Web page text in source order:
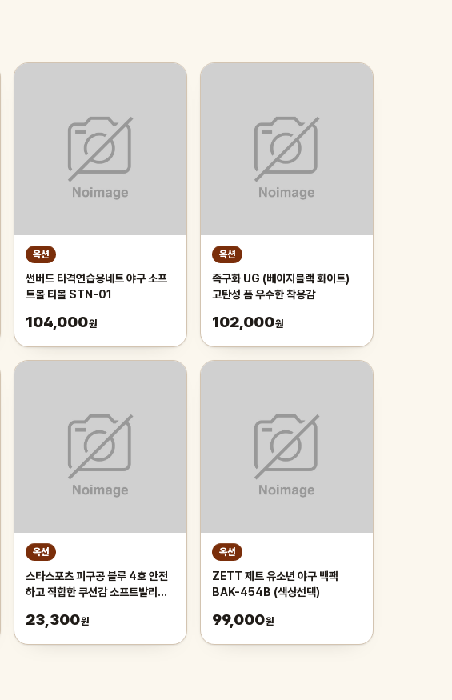
옥션
썬버드 타격연습용네트 야구 소프
트볼 티볼 STN-01
104,000원
옥션
족구화 UG (베이지블랙 화이트)
고탄성 폼 우수한 착용감
102,000원
옥션
스타스포츠 피구공 블루 4호 안전
하고 적합한 쿠션감 소프트발리볼
23,300원
옥션
ZETT 제트 유소년 야구 백팩
BAK-454B (색상선택)
99,000원